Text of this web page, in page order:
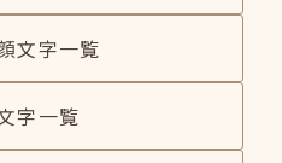
文字一覧
字一覧